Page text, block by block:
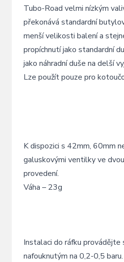
Tubo-Road velmi nízkým
překonává standardní
menší velikosti balení a
propíchnutí jako standardní
jako náhradní duše na delší
Lze použít pouze pro
K dispozici s 42mm, 60mm
galuskovými ventilky ve
provedení.
Váha – 23g
Instalaci do ráfku
nafouknutým na 0,2-0,5